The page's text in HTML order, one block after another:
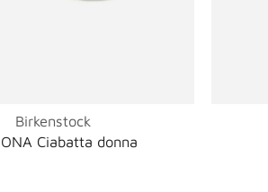
Birkenstock
Ciabatta donna